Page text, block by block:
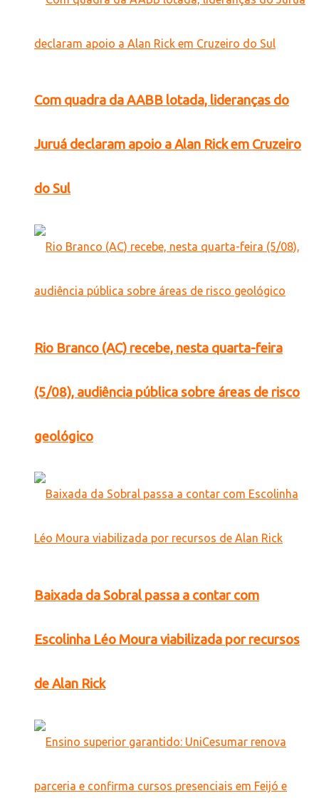
Com quadra da AABB lotada, lideranças do
Juruá declaram apoio a Alan Rick em Cruzeiro
do Sul
Rio Branco (AC) recebe, nesta quarta-feira
(5/08), audiência pública sobre áreas de risco
geológico
Baixada da Sobral passa a contar com
Escolinha Léo Moura viabilizada por recursos
de Alan Rick